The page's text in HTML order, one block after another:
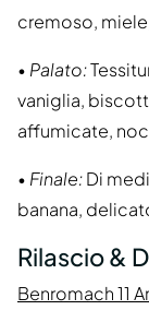
cremoso,
• Palato:
vaniglia,
affumicate,
• Finale:Di
banana,
Rilascio &
Benromach 11